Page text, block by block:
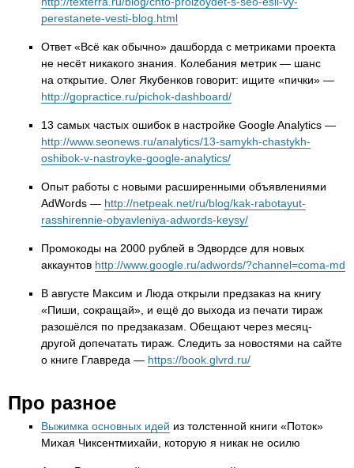
perestanete-vesti-blog.html
Ответ «Всё как обычно» дашборда с метриками проекта
не несёт никакого знания. Колебания метрик — шанс
на открытие. Олег Якубенков говорит: ищите «пички» —
http://gopractice.ru/pichok-dashboard/
13 самых частых ошибок в настройке Google Analytics —
http://www.seonews.ru/analytics/13-samykh-chastykh-
oshibok-v-nastroyke-google-analytics/
Опыт работы с новыми расширенными объявлениями
AdWords — http://netpeak.net/ru/blog/kak-rabotayut-
rasshirennie-obyavleniya-adwords-keysy/
Промокоды на 2000 рублей в Эдвордсе для новых
аккаунтов http://www.google.ru/adwords/?channel=coma-md
В августе Максим и Люда открыли предзаказ на книгу
«Пиши, сокращай», и ещё до выхода из печати тираж
разошёлся по предзаказам. Обещают через месяц-
другой допечатать тираж. Следить за новостями на сайте
о книге Главреда — https://book.glvrd.ru/
Про разное
Выжимка основных идей из толстенной книги «Поток»
Михая Чиксентмихайи, которую я никак не осилю